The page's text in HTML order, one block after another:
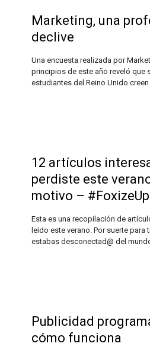
Marketing, una
declive
Una encuesta realizada por
principios de este año reveló que
estudiantes del Reino Unido
12 artículos
perdiste este
motivo –
Esta es una recopilación de
leído este verano. Por suerte para
estabas desconectad@ del
Publicidad
cómo funciona